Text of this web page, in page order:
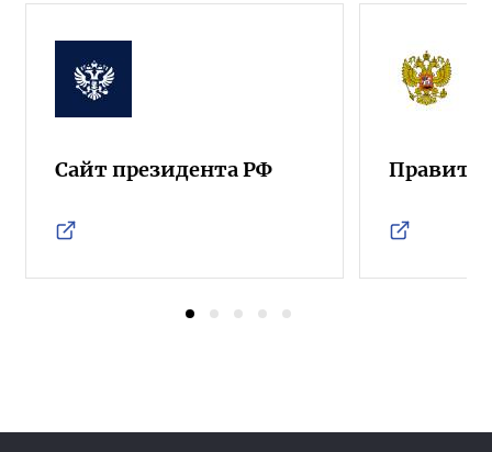
Сайт президента РФ